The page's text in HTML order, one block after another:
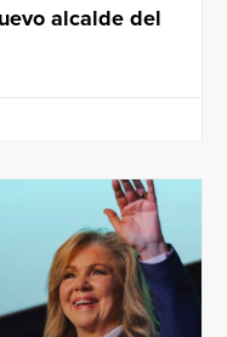
alcalde del